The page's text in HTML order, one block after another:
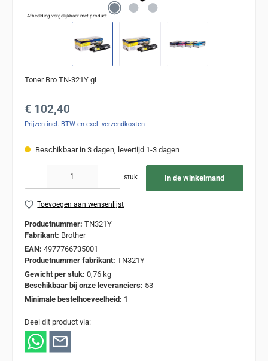
Afbeelding vergelijkbaar met product
Toner Bro TN-321Y gl
Normale prijs:
€ 102,40
Prijzen incl. BTW en excl. verzendkosten
Beschikbaar in 3 dagen, levertijd 1-3 dagen
stuk In de winkelmand
Toevoegen aan wensenlijst
Productnummer: TN321Y
Fabrikant: Brother
EAN: 4977766735001
Productnummer fabrikant: TN321Y
Gewicht per stuk: 0,76 kg
Beschikbaar bij onze leveranciers: 53
Minimale bestelhoeveelheid: 1
Deel dit product via: